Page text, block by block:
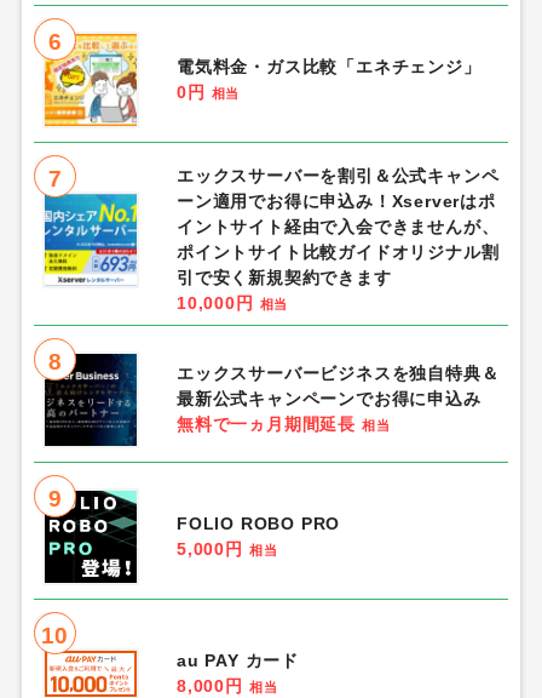
6
電気料金・ガス比較「エネチェンジ」
0円
相当
7
エックスサーバーを割引＆公式キャンペ
ーン適用でお得に申込み！Xserverはポ
イントサイト経由で入会できませんが、
ポイントサイト比較ガイドオリジナル割
引で安く新規契約できます
10,000円
相当
8
エックスサーバービジネスを独自特典＆
最新公式キャンペーンでお得に申込み
無料で一ヵ月期間延長 相当
9
FOLIO ROBO PRO
5,000円
相当
10
au PAY カード
8,000円
相当